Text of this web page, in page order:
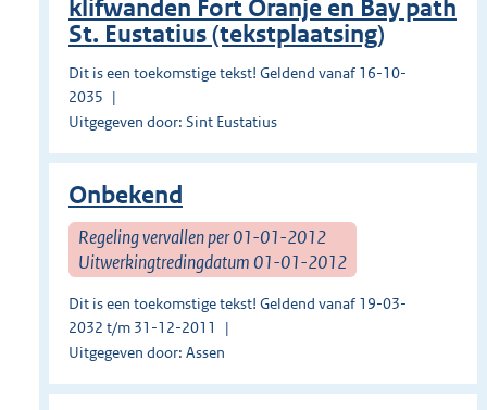
klifwanden Fort Oranje en Bay path
St. Eustatius (tekstplaatsing)
Dit is een toekomstige tekst! Geldend vanaf 16-10-
2035
Uitgegeven door: Sint Eustatius
Onbekend
Regeling vervallen per 01-01-2012
Uitwerkingtredingdatum 01-01-2012
Dit is een toekomstige tekst! Geldend vanaf 19-03-
2032 t/m 31-12-2011
Uitgegeven door: Assen